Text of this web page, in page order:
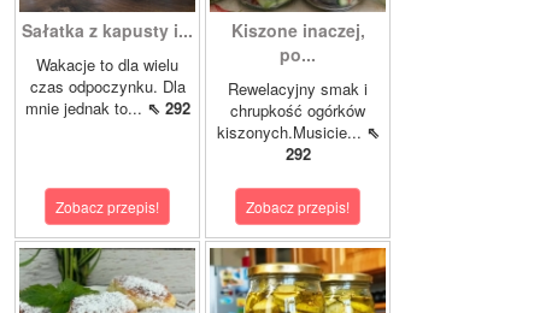
Sałatka z kapusty i...
Wakacje to dla wielu
czas odpoczynku. Dla
mnie jednak to... ⇖ 292
Zobacz przepis!
Kiszone inaczej,
po...
Rewelacyjny smak i
chrupkość ogórków
kiszonych.Musicie... ⇖
292
Zobacz przepis!